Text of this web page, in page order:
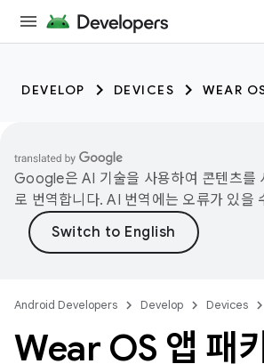
DEVELOP DEVICES WEAR
Google은 AI 기술을 사용하여 콘텐츠를
로 번역합니다. AI 번역에는 오류가 있을
Android Developers Develop Devices
Wear OS 앱 패